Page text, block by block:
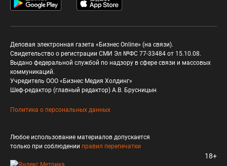
Деловая электронная газета «Бизнес Online» (на связи).
Свидетельство о регистрации СМИ Эл №ФС 77-33484 от 15.10.08.
Выдано федеральной службой по надзору в сфере связи и массовых
коммуникаций.
Учредитель ООО «Бизнес Медия Холдинг»
Шеф-редактор (главный редактор) А.В. Брусницын
Политика о персональных данных
Любое использование материалов допускается
только при соблюдении правил перепечатки
18+